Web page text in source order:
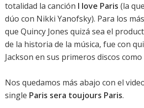
totalidad la canción I love Paris (la
dúo con Nikki Yanofsky). Para los
que Quincy Jones quizá sea el
de la historia de la música, fue con
Jackson en sus primeros discos como
Nos quedamos más abajo con el
single Paris sera toujours Paris.